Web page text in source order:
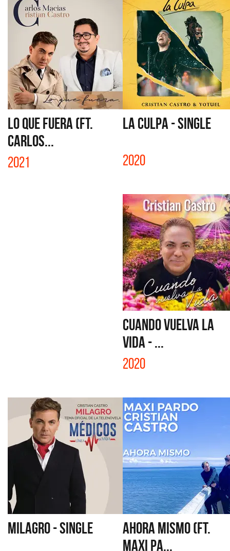
LO QUE FUERA (FT.
CARLOS...
2021
LA CULPA - SINGLE
2020
CUANDO VUELVA LA
VIDA - ...
2020
MILAGRO - SINGLE
AHORA MISMO (FT.
MAXI PA...